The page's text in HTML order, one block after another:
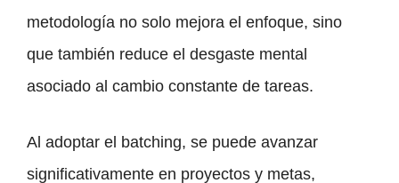
metodología no solo mejora el enfoque, sino
que también reduce el desgaste mental
asociado al cambio constante de tareas.
Al adoptar el batching, se puede avanzar
significativamente en proyectos y metas,